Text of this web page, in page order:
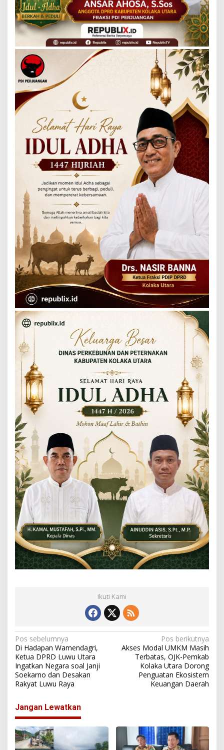
Ikuti Kami
N
a
v
i
a
s
i
Pos sebelumnya
Di Hadapan Wamendagri,
Ketua DPRD Luwu Utara
Ingatkan Negara soal Janji
Soekarno dan Desakan
Rakyat Luwu Raya
Pos berikutnya
Akses Modal UMKM Masih
Terbatas, OJK-Pemkab
Kolaka Utara Dorong
Penguatan Ekosistem
Keuangan Daerah
Jangan Lewatkan